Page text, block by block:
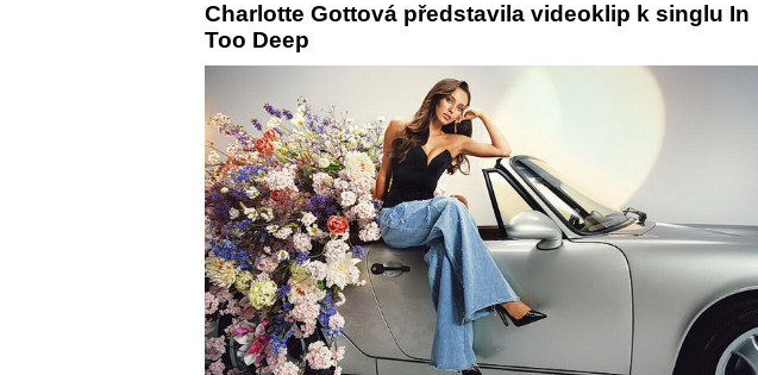
Charlotte Gottová představila videoklip k singlu In
Too Deep